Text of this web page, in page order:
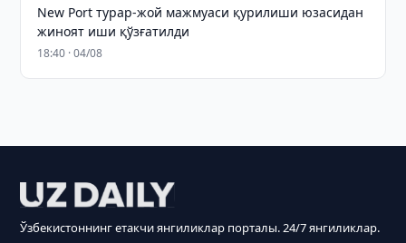
New Port турар-жой мажмуаси қурилиши юзасидан
жиноят иши қўзғатилди
18:40 · 04/08
Ўзбекистоннинг етакчи янгиликлар порталы. 24/7 янгиликлар.